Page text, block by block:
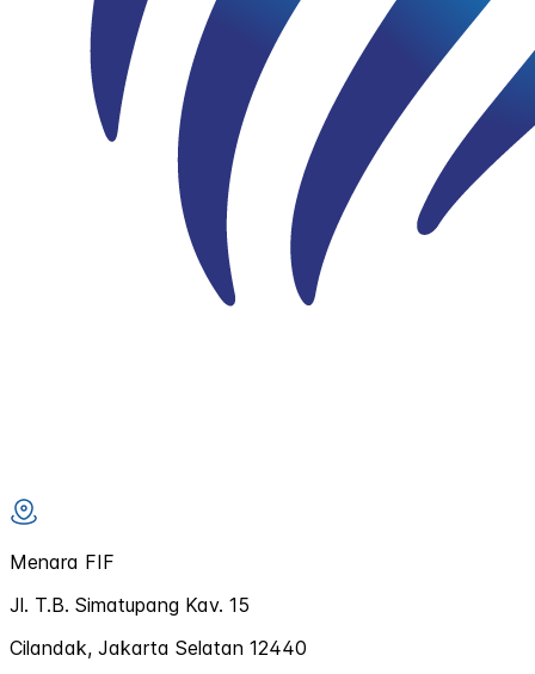
Menara FIF
Jl. T.B. Simatupang Kav. 15
Cilandak, Jakarta Selatan 12440